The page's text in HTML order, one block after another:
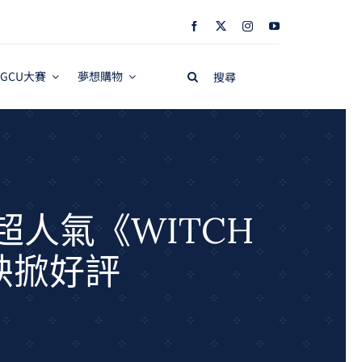
GCU大賽 夢想購物
Search
人氣《WITCH
掀好評